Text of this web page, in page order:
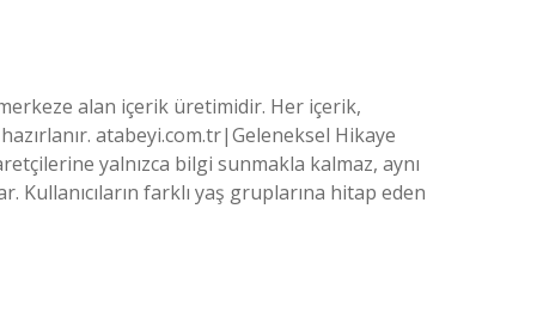
alan içerik üretimidir. Her içerik,
atabeyi.com.tr|Geleneksel Hikaye
yalnızca bilgi sunmakla kalmaz, aynı
Kullanıcıların farklı yaş gruplarına hitap eden